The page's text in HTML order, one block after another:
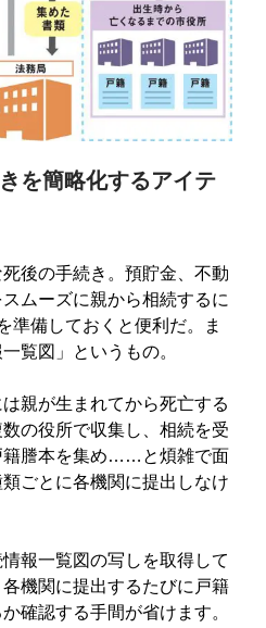
を簡略化するアイテ
後の手続き。預貯金、不動
ムーズに親から相続するに
準備しておくと便利だ。ま
覧図」というもの。
親が生まれてから死亡する
の役所で収集し、相続を受
籍謄本を集め……と煩雑で面
ごとに各機関に提出しなけ
情報一覧図の写しを取得して
機関に提出するたびに戸籍
確認する手間が省けます。